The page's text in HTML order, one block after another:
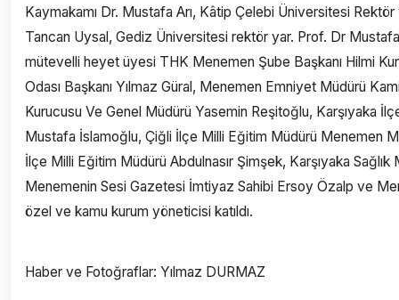
Kaymakamı Dr. Mustafa Arı, Kâtip Çelebi Üniversitesi Rektör
Tancan Uysal, Gediz Üniversitesi rektör yar. Prof. Dr
mütevelli heyet üyesi THK Menemen Şube Başkanı Hilmi
Odası Başkanı Yılmaz Güral, Menemen Emniyet Müdürü
Kurucusu Ve Genel Müdürü Yasemin Reşitoğlu, Karşıyaka
Mustafa İslamoğlu, Çiğli İlçe Milli Eğitim Müdürü Menemen
İlçe Milli Eğitim Müdürü Abdulnasır Şimşek, Karşıyaka Sağlık
Menemenin Sesi Gazetesi İmtiyaz Sahibi Ersoy Özalp ve
özel ve kamu kurum yöneticisi katıldı.
Haber ve Fotoğraflar: Yılmaz DURMAZ